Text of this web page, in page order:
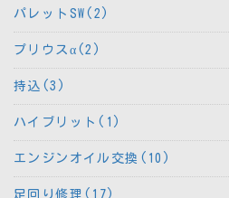
パレットSW(2)
プリウスα(2)
持込(3)
ハイブリット(1)
エンジンオイル交換(10)
足回り修理(17)